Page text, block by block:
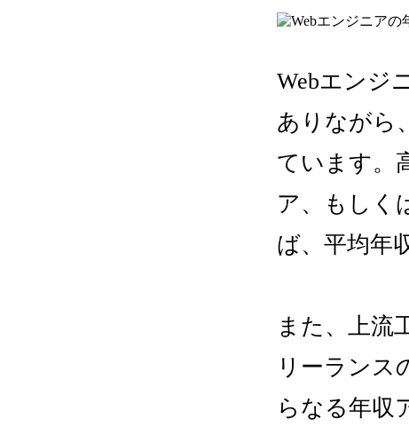
Webエンジ
ありながら
ています。
ア、もしく
ば、平均年
また、上流
リーランス
らなる年収